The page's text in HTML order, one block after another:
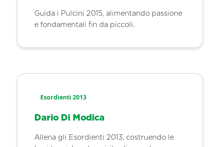
Guida i Pulcini 2015, alimentando passione
e fondamentali fin da piccoli.
Esordienti 2013
Dario Di Modica
Allena gli Esordienti 2013, costruendo le